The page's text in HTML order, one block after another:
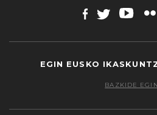
EGIN EUSKO
BAZKIDE EGIN